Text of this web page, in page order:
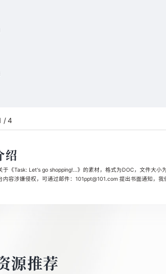
/ 4
绍
于《Task: Let's go shopping!…》的素材，格式为DOC，文件大小
内容涉嫌侵权，可通过邮件：101ppt@101.com 提出书面通知，我
源推荐